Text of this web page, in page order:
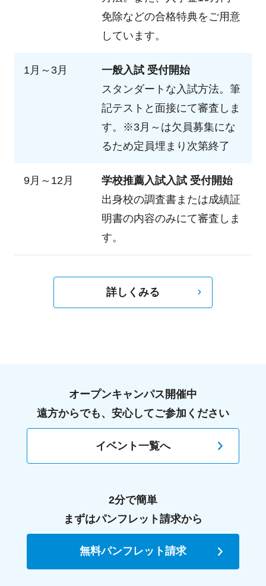
免除などの合格特典をご用意
しています。
1月～3月
一般入試 受付開始
スタンダートな入試方法。筆
記テストと面接にて審査しま
す。※3月～は欠員募集にな
るため定員埋まり次第終了
9月～12月
学校推薦入試入試 受付開始
出身校の調査書または成績証
明書の内容のみにて審査しま
す。
詳しくみる
オープンキャンパス開催中
遠方からでも、安心してご参加ください
イベント一覧へ
2分で簡単
まずはパンフレット請求から
無料パンフレット請求